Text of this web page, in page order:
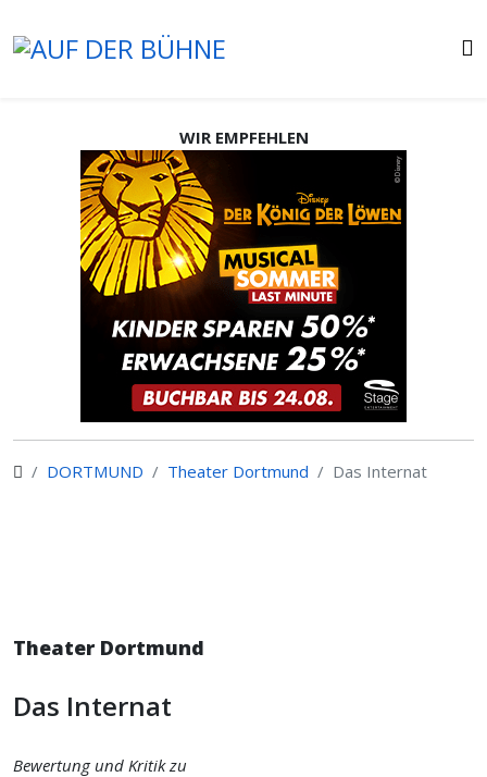
WIR EMPFEHLEN
DORTMUND Theater Dortmund Das Internat
Theater Dortmund
Das Internat
Bewertung und Kritik zu